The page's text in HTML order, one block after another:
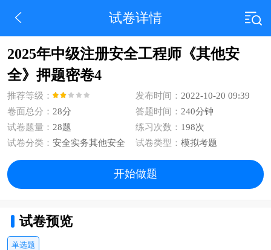
试卷详情
2025年中级注册安全工程师《其他安
全》押题密卷4
推荐等级： 发布时间： 2022-10-20 09:39
卷面总分： 28分 答题时间： 240分钟
试卷题量： 28题 练习次数： 198次
试卷分类： 安全实务其他安全 试卷类型： 模拟考题
开始做题
试卷预览
单选题